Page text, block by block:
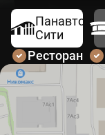
Панавто
Сити
Ресторан